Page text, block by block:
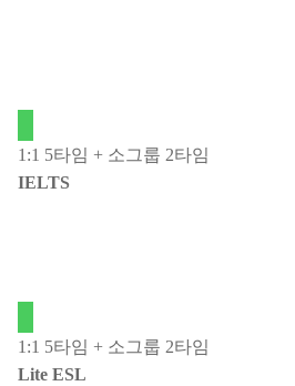
1:1 5타임 + 소그룹 2타임
IELTS
1:1 5타임 + 소그룹 2타임
Lite ESL